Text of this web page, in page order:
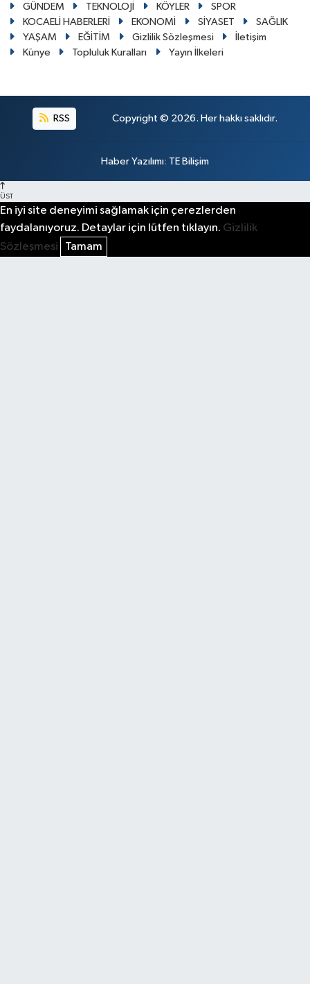
GÜNDEM TEKNOLOJİ KÖYLER
SPOR
KOCAELİ HABERLERİ
EKONOMİ SİYASET
SAĞLIK
YAŞAM
EĞİTİM Gizlilik Sözleşmesi
İletişim
Künye
Topluluk Kuralları Yayın İlkeleri
RSS Copyright © 2026. Her hakkı saklıdır.
Haber Yazılımı: TE Bilişim
ÜST
En iyi site deneyimi sağlamak için çerezlerden
faydalanıyoruz. Detaylar için lütfen tıklayın. Gizlilik
Sözleşmesi
Tamam